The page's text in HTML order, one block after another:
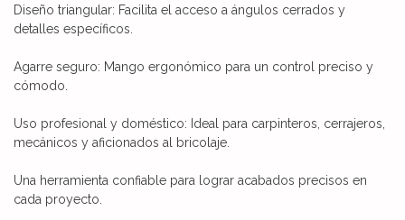
Diseño triangular: Facilita el acceso a ángulos cerrados y
detalles específicos.
Agarre seguro: Mango ergonómico para un control preciso y
cómodo.
Uso profesional y doméstico: Ideal para carpinteros, cerrajeros,
mecánicos y aficionados al bricolaje.
Una herramienta confiable para lograr acabados precisos en
cada proyecto.